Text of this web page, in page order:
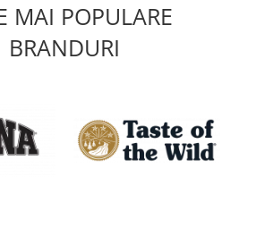
MAI POPULARE
BRANDURI